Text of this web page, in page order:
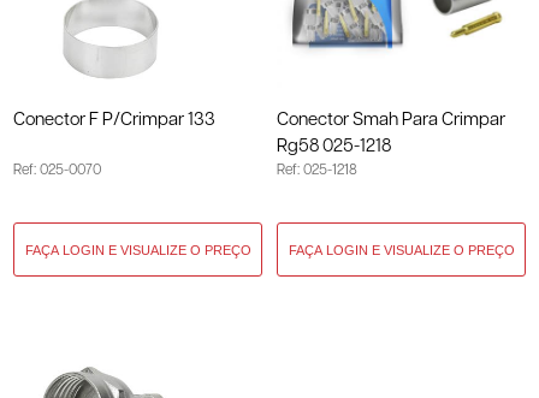
Conector F P/Crimpar 133
Ref: 025-0070
Conector Smah Para Crimpar
Rg58 025-1218
Ref: 025-1218